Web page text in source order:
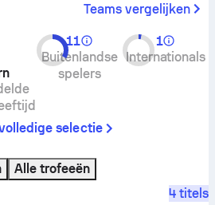
Teams vergelijken
11
Buitenlandse
spelers
1
Internationals
selectie
Alle trofeeën
4 titels